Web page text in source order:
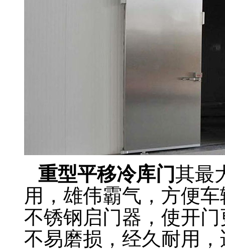
重型平移冷库门其最
用，雄伟霸气，方便
不锈钢启门器，使开
不易磨损，经久耐用